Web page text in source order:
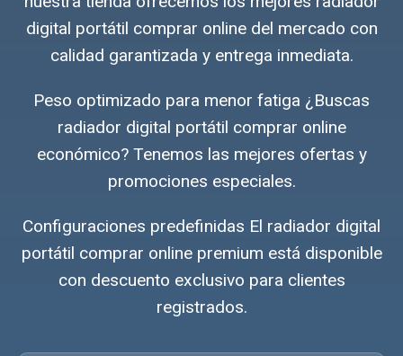
digital portátil comprar online del mercado con
calidad garantizada y entrega inmediata.
Peso optimizado para menor fatiga ¿Buscas
radiador digital portátil comprar online
económico? Tenemos las mejores ofertas y
promociones especiales.
Configuraciones predefinidas El radiador digital
portátil comprar online premium está disponible
con descuento exclusivo para clientes
registrados.